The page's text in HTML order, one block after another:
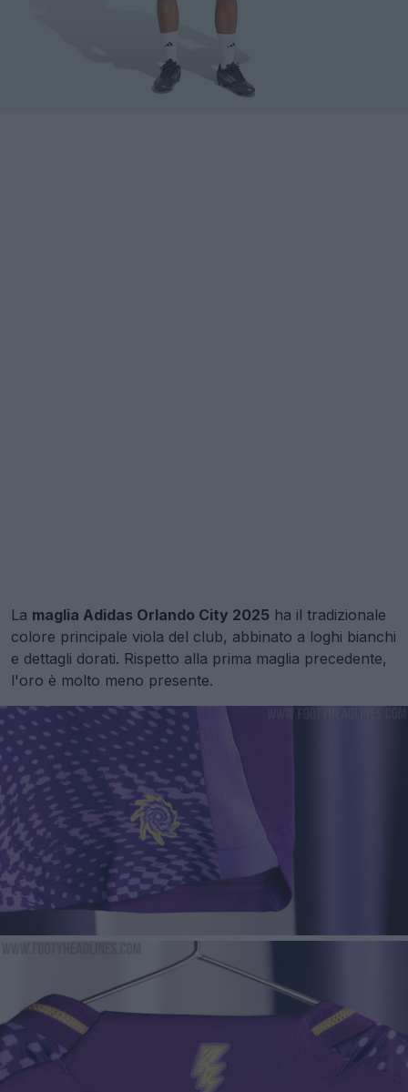
La maglia Adidas Orlando City 2025 ha il tradizionale
colore principale viola del club, abbinato a loghi bianchi
e dettagli dorati. Rispetto alla prima maglia precedente,
l'oro è molto meno presente.